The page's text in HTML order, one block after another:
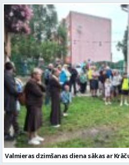
Valmieras dzimšanas diena sākas ar